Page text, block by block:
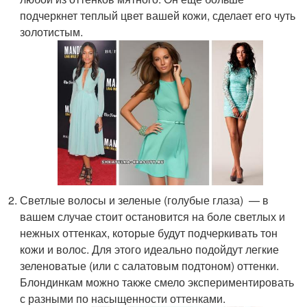
подчеркнет теплый цвет вашей кожи, сделает его чуть
золотистым.
Светлые волосы и зеленые (голубые глаза) — в
вашем случае стоит остановится на боле светлых и
нежных оттенках, которые будут подчеркивать тон
кожи и волос. Для этого идеально подойдут легкие
зеленоватые (или с салатовым подтоном) оттенки.
Блондинкам можно также смело экспериментировать
с разными по насыщенности оттенками.